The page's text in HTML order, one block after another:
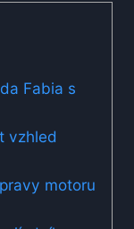
Fabia s
vzhled
motoru